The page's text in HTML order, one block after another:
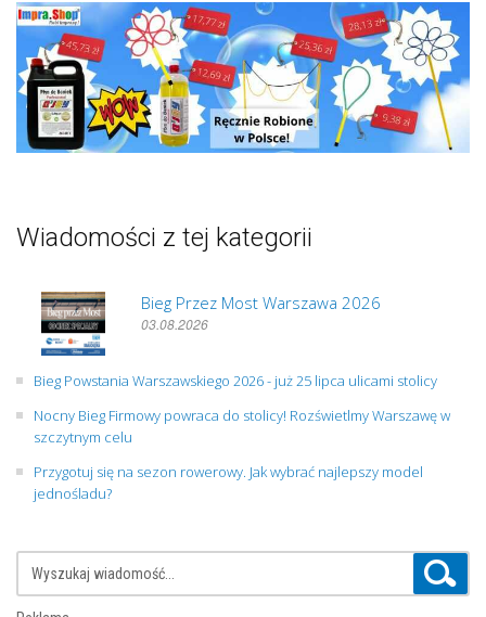
Wiadomości z tej kategorii
Bieg Przez Most Warszawa 2026
03.08.2026
Bieg Powstania Warszawskiego 2026 - już 25 lipca ulicami stolicy
Nocny Bieg Firmowy powraca do stolicy! Rozświetlmy Warszawę w
szczytnym celu
Przygotuj się na sezon rowerowy. Jak wybrać najlepszy model
jednośladu?